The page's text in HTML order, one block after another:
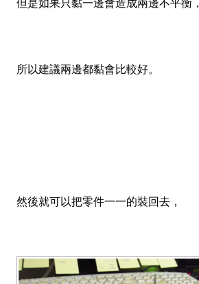
所以建議兩邊都黏會比較好。
然後就可以把零件一一的裝回去，